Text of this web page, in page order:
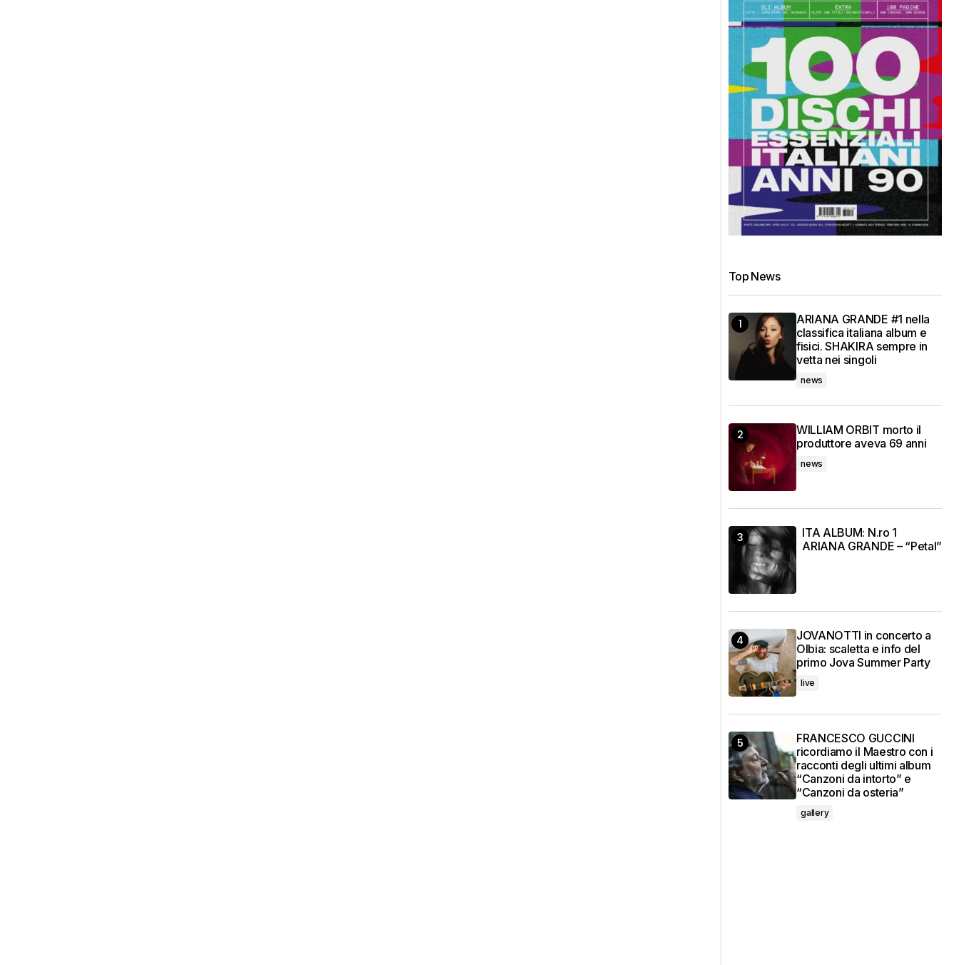
Top News
ARIANA GRANDE #1 nella
classifica italiana album e
fisici. SHAKIRA sempre in
vetta nei singoli
news
WILLIAM ORBIT morto il
produttore aveva 69 anni
news
ITA ALBUM: N.ro 1
ARIANA GRANDE – “Petal”
JOVANOTTI in concerto a
Olbia: scaletta e info del
primo Jova Summer Party
live
FRANCESCO GUCCINI
ricordiamo il Maestro con i
racconti degli ultimi album
“Canzoni da intorto” e
“Canzoni da osteria”
gallery